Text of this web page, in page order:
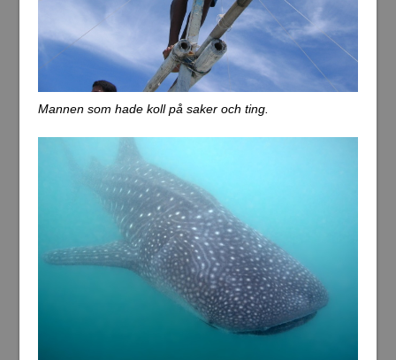
Mannen som hade koll på saker och ting.